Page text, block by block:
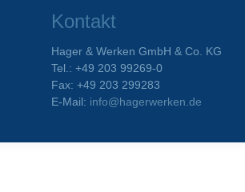
Kontakt
Hager & Werken GmbH & Co. KG
Tel.: +49 203 99269-0
Fax: +49 203 299283
E-Mail: info@hagerwerken.de